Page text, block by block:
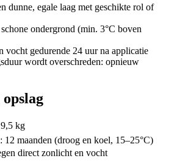
dunne, egale laag met geschikte rol of
ondergrond (min. 3°C boven
vocht gedurende 24 uur na applicatie
wordt overschreden: opnieuw
kg
12 maanden (droog en koel, 15–25°C)
direct zonlicht en vocht